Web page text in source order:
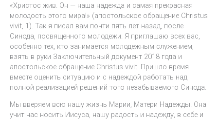
«Христос жив. Он — наша надежда и самая прекрасная
молодость этого мира!» (апостольское обращение Christus
vivit, 1). Так я писал вам почти пять лет назад, после
Синода, посвященного молодежи. Я приглашаю всех вас,
особенно тех, кто занимается молодежным служением,
взять в руки Заключительный документ 2018 года и
апостольское обращение Christus vivit. Пришло время
вместе оценить ситуацию и с надеждой работать над
полной реализацией решений того незабываемого Синода.
Мы вверяем всю нашу жизнь Марии, Матери Надежды. Она
учит нас носить Иисуса, нашу радость и надежду, в себе и